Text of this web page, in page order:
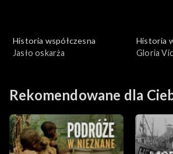
Historia współczesna
Jasło oskarża
Historia
Gloria
Rekomendowane dla